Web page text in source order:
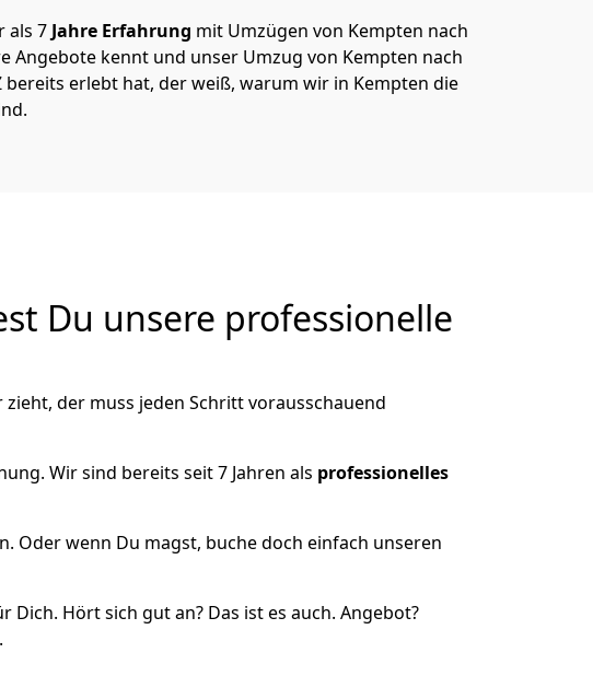
als 7 Jahre Erfahrung mit Umzügen von Kempten nach
Angebote kennt und unser Umzug von Kempten nach
bereits erlebt hat, der weiß, warum wir in Kempten die
Du unsere professionelle
der muss jeden Schritt vorausschauend
Wir sind bereits seit 7 Jahren als professionelles
Oder wenn Du magst, buche doch einfach unseren
Hört sich gut an? Das ist es auch. Angebot?